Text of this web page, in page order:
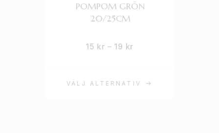
VÄLJ ALTERNATIV
POMPOM GRÖN
20/25CM
15 kr – 19 kr